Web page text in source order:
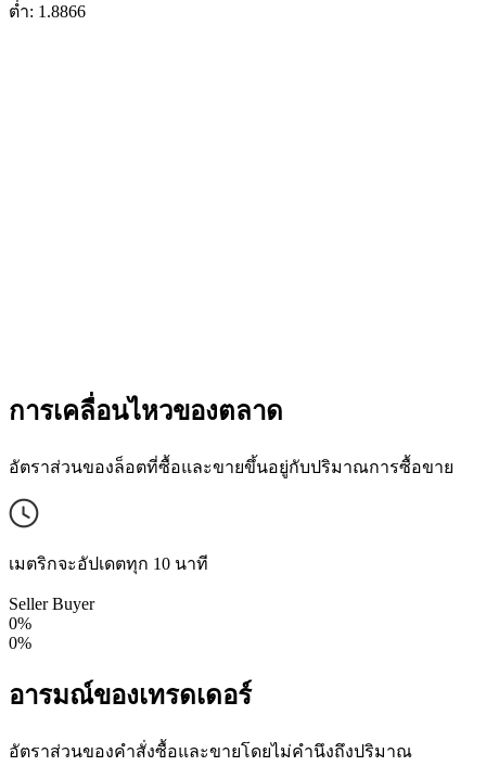
ต่ำ: 1.8866
การเคลื่อนไหวของตลาด
อัตราส่วนของล็อตที่ซื้อและขายขึ้นอยู่กับปริมาณการซื้อขาย
เมตริกจะอัปเดตทุก 10 นาที
Seller Buyer
0%
0%
อารมณ์ของเทรดเดอร์
อัตราส่วนของคำสั่งซื้อและขายโดยไม่คำนึงถึงปริมาณ